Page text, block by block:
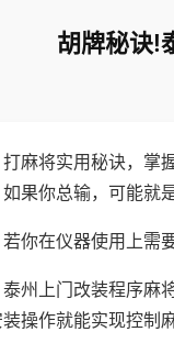
胡牌秘诀!
打麻将实用秘诀，掌
果你总输，可能就
若你在仪器使用上需
泰州上门改装程序麻
操作就能实现控制